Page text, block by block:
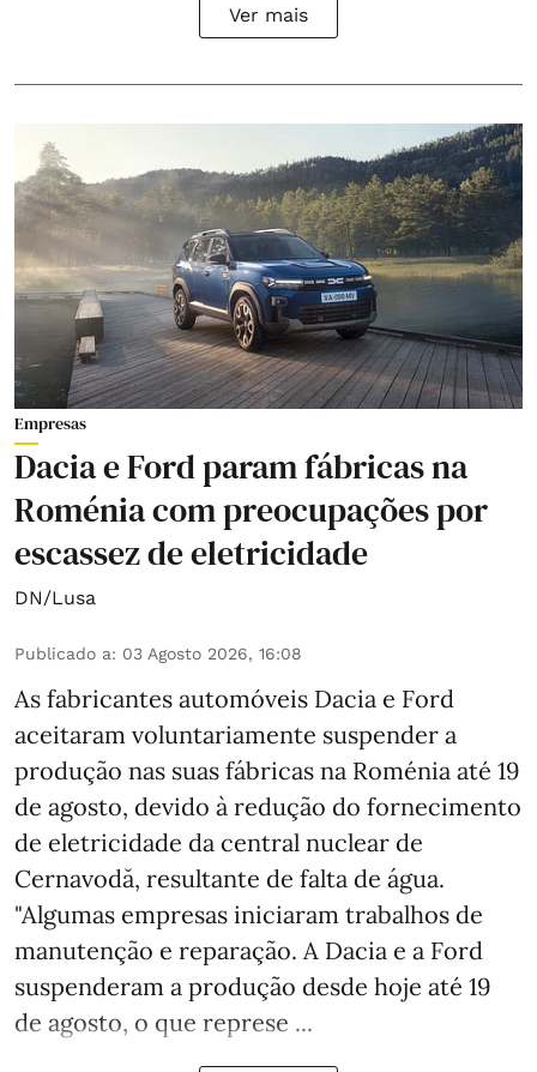
Ver mais
Empresas
Dacia e Ford param fábricas na
Roménia com preocupações por
escassez de eletricidade
DN/Lusa
Publicado a: 03 Agosto 2026, 16:08
As fabricantes automóveis Dacia e Ford
aceitaram voluntariamente suspender a
produção nas suas fábricas na Roménia até 19
de agosto, devido à redução do fornecimento
de eletricidade da central nuclear de
Cernavodă, resultante de falta de água.
"Algumas empresas iniciaram trabalhos de
manutenção e reparação. A Dacia e a Ford
suspenderam a produção desde hoje até 19
de agosto, o que represe ...